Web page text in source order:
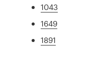
1043
1649
1891